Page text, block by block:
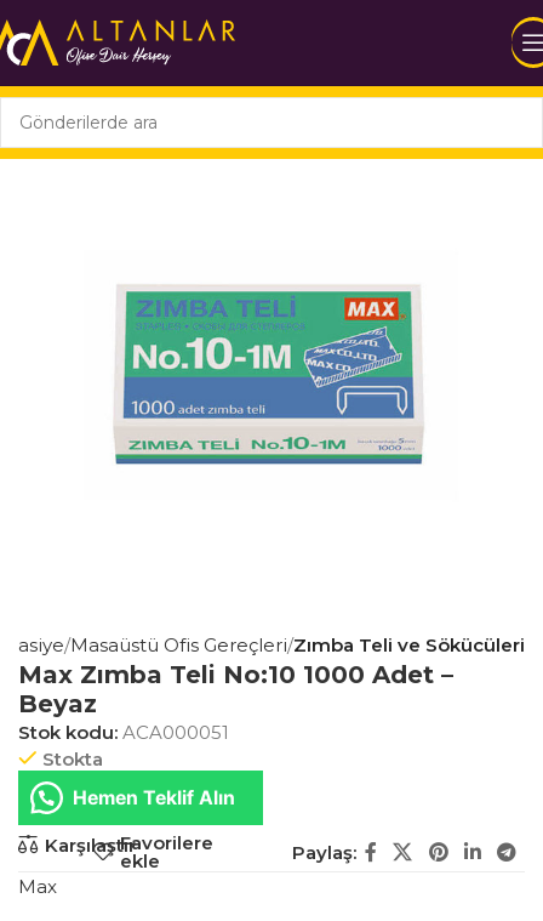
Masaüstü Ofis Gereçleri Zımba Teli ve Sökücüleri
Max Zımba Teli No:10 1000 Adet –
Beyaz
Stok kodu: ACA000051
Stokta
Hemen Teklif Alın
KarşılaştırFavorilere
ekle
Paylaş:
Max